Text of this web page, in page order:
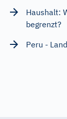
Haushalt:
begrenzt?
Peru -